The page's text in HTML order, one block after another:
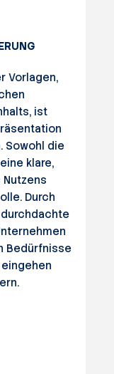
Vorlagen,
ist
Sowohl die
klare,
Durch
Bedürfnisse